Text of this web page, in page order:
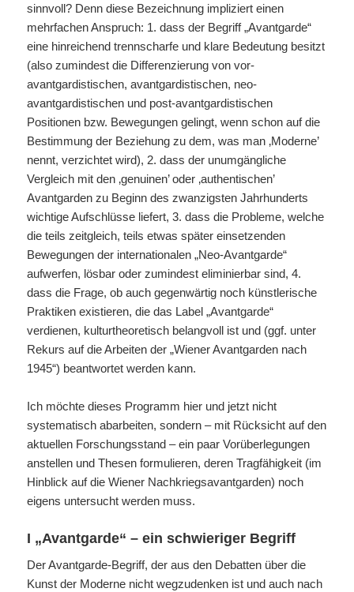
sinnvoll? Denn diese Bezeichnung impliziert einen
mehrfachen Anspruch: 1. dass der Begriff „Avantgarde“
eine hinreichend trennscharfe und klare Bedeutung besitzt
(also zumindest die Differenzierung von vor-
avantgardistischen, avantgardistischen, neo-
avantgardistischen und post-avantgardistischen
Positionen bzw. Bewegungen gelingt, wenn schon auf die
Bestimmung der Beziehung zu dem, was man ‚Moderne’
nennt, verzichtet wird), 2. dass der unumgängliche
Vergleich mit den ‚genuinen’ oder ‚authentischen’
Avantgarden zu Beginn des zwanzigsten Jahrhunderts
wichtige Aufschlüsse liefert, 3. dass die Probleme, welche
die teils zeitgleich, teils etwas später einsetzenden
Bewegungen der internationalen „Neo-Avantgarde“
aufwerfen, lösbar oder zumindest eliminierbar sind, 4.
dass die Frage, ob auch gegenwärtig noch künstlerische
Praktiken existieren, die das Label „Avantgarde“
verdienen, kulturtheoretisch belangvoll ist und (ggf. unter
Rekurs auf die Arbeiten der „Wiener Avantgarden nach
1945“) beantwortet werden kann.
Ich möchte dieses Programm hier und jetzt nicht
systematisch abarbeiten, sondern – mit Rücksicht auf den
aktuellen Forschungsstand – ein paar Vorüberlegungen
anstellen und Thesen formulieren, deren Tragfähigkeit (im
Hinblick auf die Wiener Nachkriegsavantgarden) noch
eigens untersucht werden muss.
I „Avantgarde“ – ein schwieriger Begriff
Der Avantgarde-Begriff, der aus den Debatten über die
Kunst der Moderne nicht wegzudenken ist und auch nach